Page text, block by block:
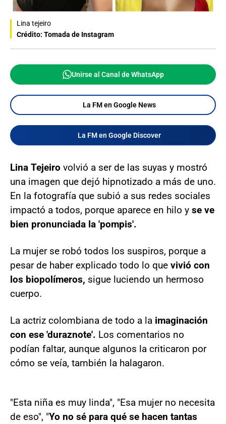
Lina tejeiro
Crédito: Tomada de Instagram
Unirse al Canal de WhatsApp
La FM en Google News
La FM en Google Discover
Lina Tejeiro volvió a ser de las suyas y mostró
una imagen que dejó hipnotizado a más de uno.
En la fotografía que subió a sus redes sociales
impactó a todos, porque aparece en hilo y se ve
bien pronunciada la 'pompis'.
La mujer se robó todos los suspiros, porque a
pesar de haber explicado todo lo que vivió con
los biopolímeros, sigue luciendo un hermoso
cuerpo.
La actriz colombiana de todo a la imaginación
con ese 'duraznote'. Los comentarios no
podían faltar, aunque algunos la criticaron por
cómo se veía, también la halagaron.
"Esta niña es muy linda", "Esa mujer no necesita
de eso", "Yo no sé para qué se hacen tantas